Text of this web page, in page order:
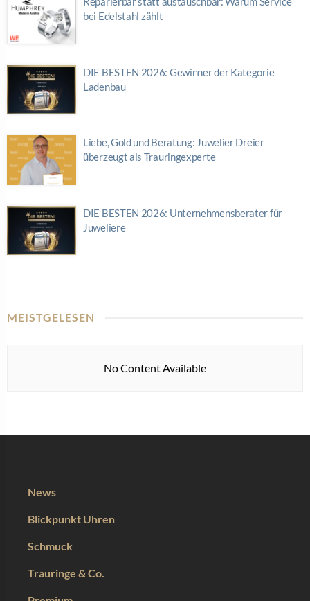
bei Edelstahl zählt
DIE BESTEN 2026: Gewinner der Kategorie
Ladenbau
Liebe, Gold und Beratung: Juwelier Dreier
überzeugt als Trauringexperte
DIE BESTEN 2026: Unternehmensberater für
Juweliere
MEISTGELESEN
No Content Available
News
Blickpunkt Uhren
Schmuck
Trauringe & Co.